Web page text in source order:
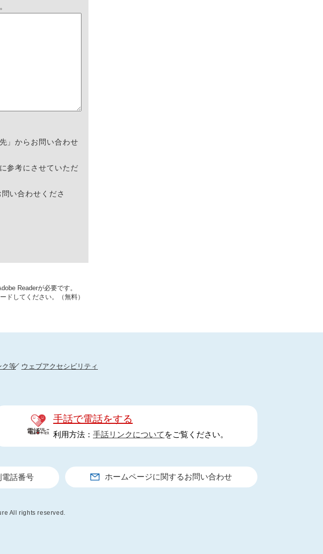
」からお問い合わせ
参考にさせていただ
問い合わせくださ
Readerが必要です。
ドしてください。（無料）
ク等 ウェブアクセシビリティ
手話で電話をする
利用方法： 手話リンクについて をご覧ください。
電話番号 ホームページに関するお問い合わせ
All rights reserved.